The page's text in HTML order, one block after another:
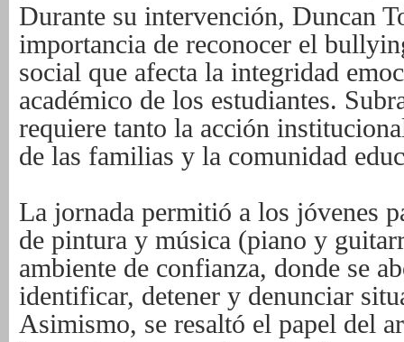
Durante su intervención, Duncan
importancia de reconocer el
social que afecta la integridad
académico de los estudiantes.
requiere tanto la acción
de las familias y la comunidad
La jornada permitió a los jóvenes
de pintura y música (piano y
ambiente de confianza, donde se
identificar, detener y denunciar
Asimismo, se resaltó el papel del